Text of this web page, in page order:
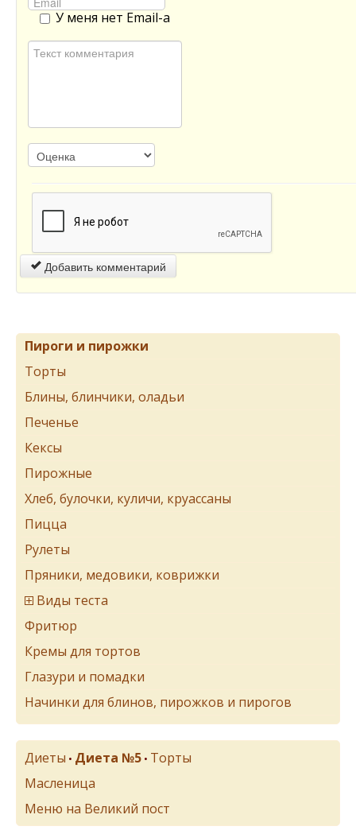
У меня нет Email-а
Добавить комментарий
Пироги и пирожки
Торты
Блины, блинчики, оладьи
Печенье
Кексы
Пирожные
Хлеб, булочки, куличи, круассаны
Пицца
Рулеты
Пряники, медовики, коврижки
Виды теста
Фритюр
Кремы для тортов
Глазури и помадки
Начинки для блинов, пирожков и пирогов
Диеты • Диета №5 • Торты
Масленица
Меню на Великий пост